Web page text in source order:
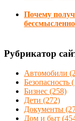
Почему
бессмысленно
Рубрикатор
Автомобили
Безопасность
Бизнес (258)
Дети (272)
Документы
Дом и быт